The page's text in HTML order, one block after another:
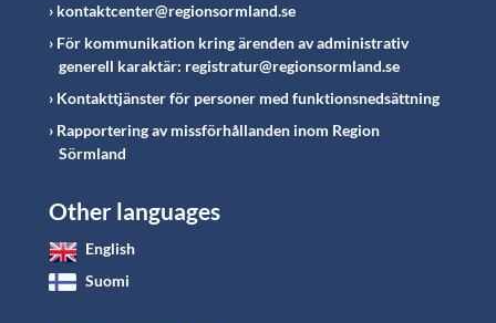
kontaktcenter@regionsormland.se
För kommunikation kring ärenden av administrativ
generell karaktär: registratur@regionsormland.se
Kontakttjänster för personer med funktionsnedsättning
Rapportering av missförhållanden inom Region
Sörmland
Other languages
English
Suomi